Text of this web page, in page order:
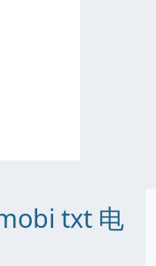
txt 电